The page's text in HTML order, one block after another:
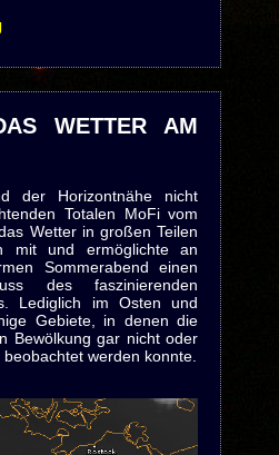
WETTER AM
der Horizontnähe nicht
Totalen MoFi vom
Wetter in großen Teilen
mit und ermöglichte an
Sommerabend einen
des faszinierenden
Lediglich im Osten und
Gebiete, in denen die
Bewölkung gar nicht oder
werden konnte.